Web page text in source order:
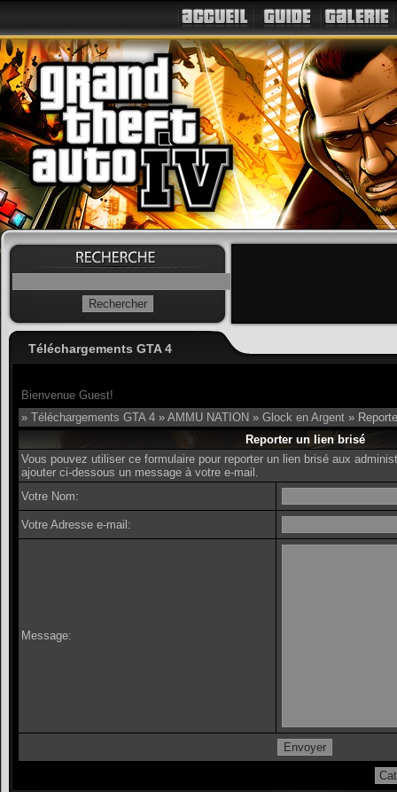
Téléchargements GTA 4
Bienvenue Guest!
» Téléchargements GTA 4 » AMMU NATION » Glock en Argent »
Reporter un lien brisé
Vous pouvez utiliser ce formulaire pour reporter un lien brisé aux
ajouter ci-dessous un message à votre e-mail.
Votre Nom:
Votre Adresse e-mail:
Message: